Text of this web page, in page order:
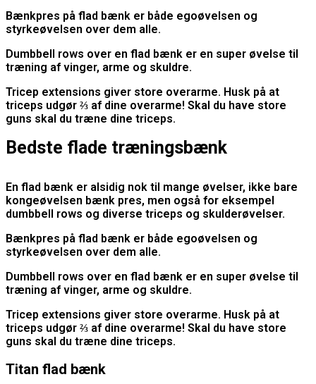
Bænkpres på flad bænk er både egoøvelsen og
styrkeøvelsen over dem alle.
Dumbbell rows over en flad bænk er en super øvelse til
træning af vinger, arme og skuldre.
Tricep extensions giver store overarme. Husk på at
triceps udgør ⅔ af dine overarme! Skal du have store
guns skal du træne dine triceps.
Bedste flade træningsbænk
En flad bænk er alsidig nok til mange øvelser, ikke bare
kongeøvelsen bænk pres, men også for eksempel
dumbbell rows og diverse triceps og skulderøvelser.
Bænkpres på flad bænk er både egoøvelsen og
styrkeøvelsen over dem alle.
Dumbbell rows over en flad bænk er en super øvelse til
træning af vinger, arme og skuldre.
Tricep extensions giver store overarme. Husk på at
triceps udgør ⅔ af dine overarme! Skal du have store
guns skal du træne dine triceps.
Titan flad bænk